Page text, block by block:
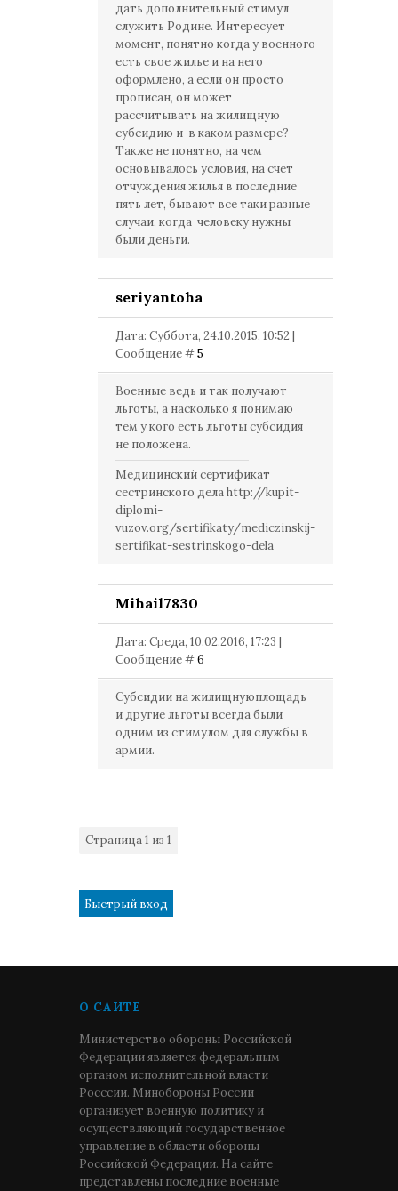
дать дополнительный стимул
служить Родине. Интересует
момент, понятно когда у военного
есть свое жилье и на него
оформлено, а если он просто
прописан, он может
рассчитывать на жилищную
субсидию и в каком размере?
Также не понятно, на чем
основывалось условия, на счет
отчуждения жилья в последние
пять лет, бывают все таки разные
случаи, когда человеку нужны
были деньги.
seriyantoha
Дата: Суббота, 24.10.2015, 10:52 |
Сообщение #5
Военные ведь и так получают
льготы, а насколько я понимаю
тем у кого есть льготы субсидия
не положена.
Медицинский сертификат
сестринского дела http://kupit-
diplomi-
vuzov.org/sertifikaty/mediczinskij-
sertifikat-sestrinskogo-dela
Mihail7830
Дата: Среда, 10.02.2016, 17:23 |
Сообщение #6
Субсидии на жилищнуюплощадь
и другие льготы всегда были
одним из стимулом для службы в
армии.
Страница1 из 1
О САЙТЕ
Министерство обороны Российской
Федерации является федеральным
органом исполнительной власти
Росссии. Минобороны России
организует военную политику и
осуществляющий государственное
управление в области обороны
Российской Федерации. На сайте
представлены последние военные